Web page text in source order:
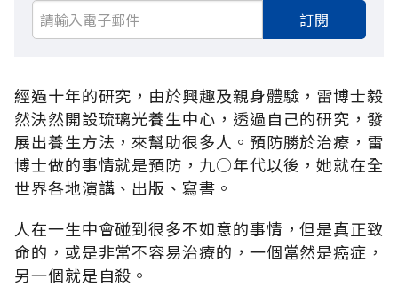
訂閱
經過十年的研究，由於興趣及親身體驗，雷博士毅
然決然開設琉璃光養生中心，透過自己的研究，發
展出養生方法，來幫助很多人。預防勝於治療，雷
博士做的事情就是預防，九○年代以後，她就在全
世界各地演講、出版、寫書。
人在一生中會碰到很多不如意的事情，但是真正致
命的，或是非常不容易治療的，一個當然是癌症，
另一個就是自殺。